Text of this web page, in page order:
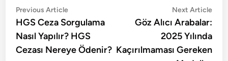
Yazı
gezinmesi
Previous ArticlePrevious
article:
HGS Ceza Sorgulama
Nasıl Yapılır? HGS
Cezası Nereye Ödenir?
Next Article
Göz Alıcı Arabalar:
2025 Yılında
Kaçırılmaması Gereken